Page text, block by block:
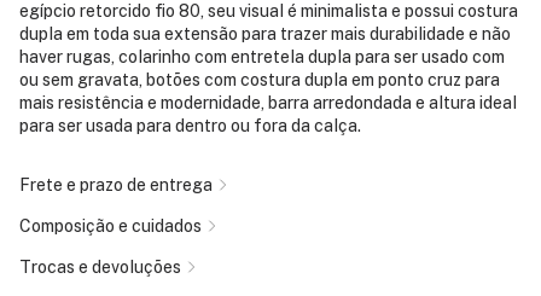
egípcio retorcido fio 80, seu visual é minimalista e possui costura
dupla em toda sua extensão para trazer mais durabilidade e não
haver rugas, colarinho com entretela dupla para ser usado com
ou sem gravata, botões com costura dupla em ponto cruz para
mais resistência e modernidade, barra arredondada e altura ideal
para ser usada para dentro ou fora da calça.
Frete e prazo de entrega
Composição e cuidados
Trocas e devoluções